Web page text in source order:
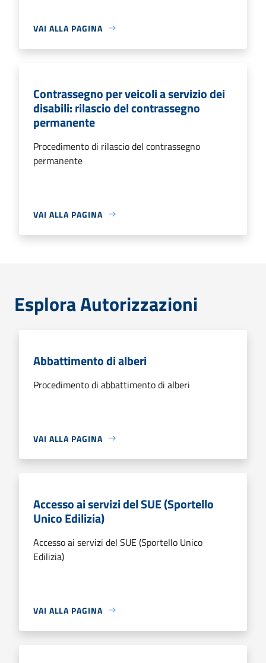
VAI ALLA PAGINA
Contrassegno per veicoli a servizio dei
disabili: rilascio del contrassegno
permanente
Procedimento di rilascio del contrassegno
permanente
VAI ALLA PAGINA
Esplora Autorizzazioni
Abbattimento di alberi
Procedimento di abbattimento di alberi
VAI ALLA PAGINA
Accesso ai servizi del SUE (Sportello
Unico Edilizia)
Accesso ai servizi del SUE (Sportello Unico
Edilizia)
VAI ALLA PAGINA